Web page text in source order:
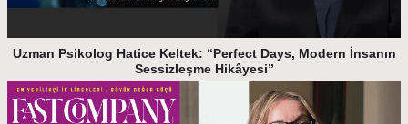
Uzman Psikolog Hatice Keltek: “Perfect Days, Modern İnsanın
Sessizleşme Hikâyesi”